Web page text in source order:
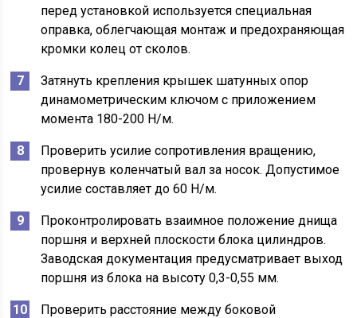
перед установкой используется специальная
оправка, облегчающая монтаж и предохраняющая
кромки колец от сколов.
Затянуть крепления крышек шатунных опор
динамометрическим ключом с приложением
момента 180-200 Н/м.
Проверить усилие сопротивления вращению,
провернув коленчатый вал за носок. Допустимое
усилие составляет до 60 Н/м.
Проконтролировать взаимное положение днища
поршня и верхней плоскости блока цилиндров.
Заводская документация предусматривает выход
поршня из блока на высоту 0,3-0,55 мм.
Проверить расстояние между боковой